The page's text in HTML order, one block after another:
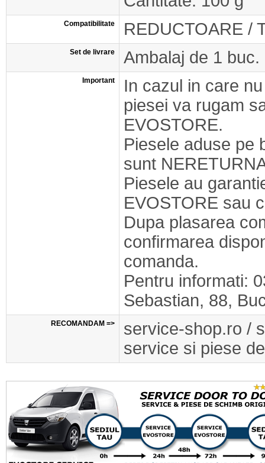
Compatibilitate REDUCTOARE /
Set de livrare Ambalaj de 1 buc.
Important
In cazul in care
piesei va rugam
EVOSTORE.
Piesele aduse pe
sunt
Piesele au
EVOSTORE sau
Dupa plasarea
confirmarea
comanda.
Pentru informati:
Sebastian, 88,
RECOMANDAM =>
service-shop.ro /
service si piese